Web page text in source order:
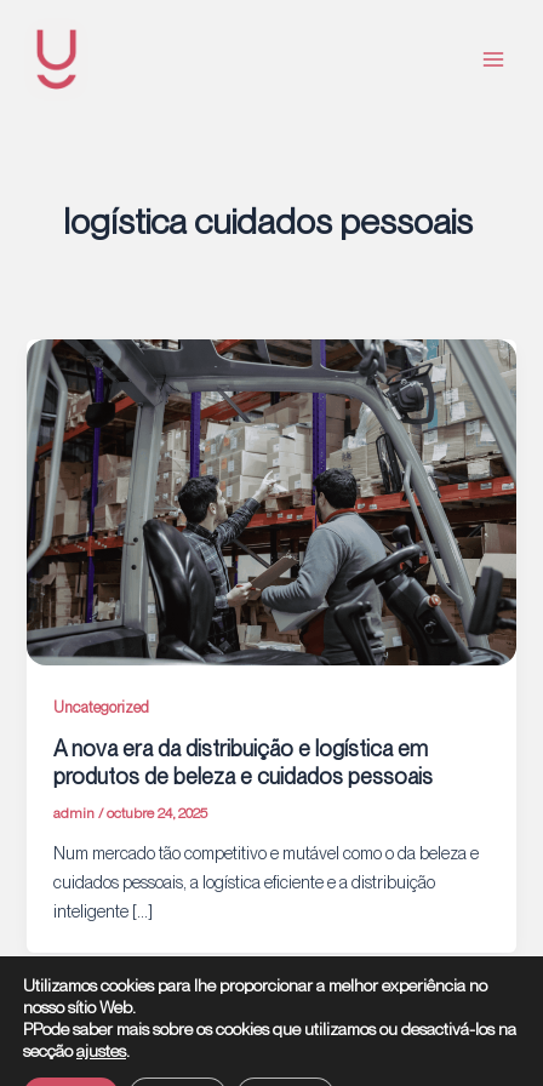
contenido
logística cuidados pessoais
Uncategorized
A nova era da distribuição e logística em
produtos de beleza e cuidados pessoais
admin/octubre 24, 2025
Num mercado tão competitivo e mutável como o da beleza e
cuidados pessoais, a logística eficiente e a distribuição
inteligente […]
Utilizamos cookies para lhe proporcionar a melhor experiência no
nosso sítio Web.
PPode saber mais sobre os cookies que utilizamos ou desactivá-los na
secçãoajustes.